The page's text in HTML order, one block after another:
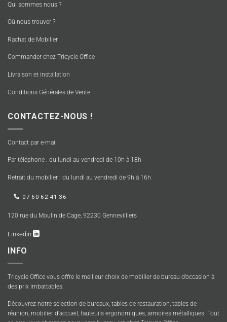
Qui sommes nous ?
Où nous trouver ?
Rachat de Mobilier
Commander chez Tricycle Office
Livraison et installation
Conditions Générales de Vente
CONTACTEZ-NOUS !
Contact par e-mail
Par téléphone : du lundi au vendredi de 10h à 18h
Retrait du mobilier : du lundi au vendredi de 9h à 16h
07 60 62 41 36
120 rue du Moulin de Cage, 92230 Gennevilliers
Linkedin
INFO
Tricycle Office vous offre le meilleur choix de mobilier de bureau d’occasion à
des prix imbattables.
Découvrez notre sélection de bureaux, tables de restauration, tables de
réunion, mobilier d’accueil, fauteuils ergonomiques, armoires métalliques. Tout